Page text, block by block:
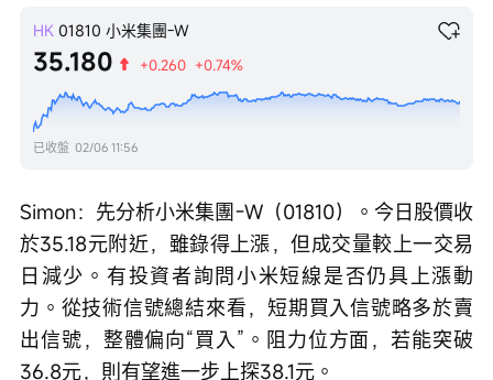
HK 01810 小米集團-W
35.180 +0.260 +0.74%
已收盤 02/06 11:56
Simon：先分析小米集團-W（01810）。今日股價收
於35.18元附近，雖錄得上漲，但成交量較上一交易
日減少。有投資者詢問小米短線是否仍具上漲動
力。從技術信號總結來看，短期買入信號略多於賣
出信號，整體偏向“買入”。阻力位方面，若能突破
36.8元，則有望進一步上探38.1元。